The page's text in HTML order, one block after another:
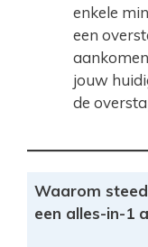
enkele
een
jouw
de
Waarom
een alles-in-1